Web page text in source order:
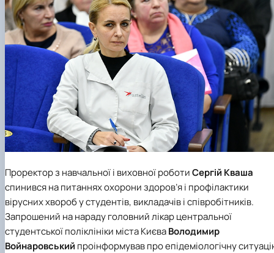
Проректор з навчальної і виховної роботиСергій Кваша
спинився на питаннях охорони здоров’я і профілактики
вірусних хвороб у студентів, викладачів і співробітників.
Запрошений на нараду головний лікар центральної
студентської поліклініки міста КиєваВолодимир
Войнаровський проінформував про епідеміологічну